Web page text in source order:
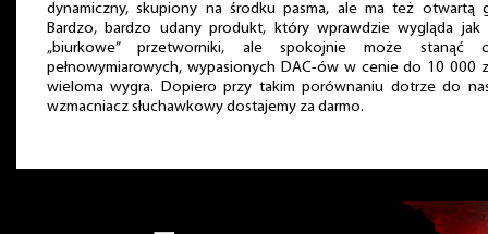
dynamiczny, skupiony na środku pasma, ale ma też otwartą
Bardzo, bardzo udany produkt, który wprawdzie wygląda jak
„biurkowe” przetworniki, ale spokojnie może stanąć
pełnowymiarowych, wypasionych DAC-ów w cenie do 10 000
wieloma wygra. Dopiero przy takim porównaniu dotrze do
wzmacniacz słuchawkowy dostajemy za darmo.